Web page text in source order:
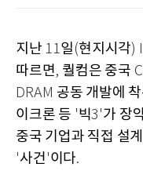
지난 11일 (현지시각)
따르면, 퀄컴은 중국
DRAM 공동 개발에
이크론 등 '빅3'가 장
중국 기업과 직접 설
'사건 '이다.